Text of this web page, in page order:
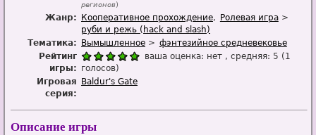
регионов)
Жанр: Кооперативное прохождение
Ролевая игра
руби и режь (hack and slash)
Тематика:
Вымышленное
фэнтезийное средневековье
Рейтинг
игры:
ваша оценка: нет , средняя: 5 ( 1
голосов)
Игровая
серия:
Baldur's Gate
Описание игры